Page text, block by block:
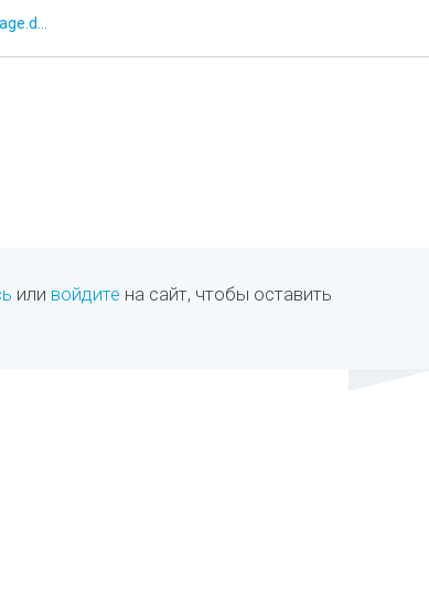
или войдите на сайт, чтобы оставить